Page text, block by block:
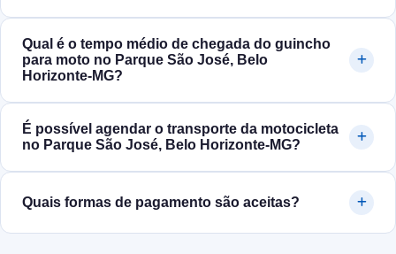
Qual é o tempo médio de chegada do guincho
para moto no Parque São José, Belo
Horizonte‑MG?
É possível agendar o transporte da motocicleta
no Parque São José, Belo Horizonte‑MG?
Quais formas de pagamento são aceitas?